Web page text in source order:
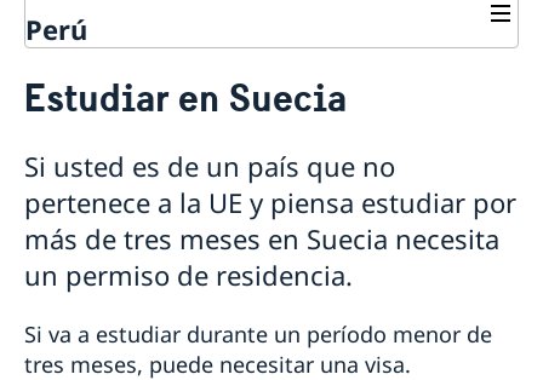
Perú
Visitar Suecia
Información sobre visa Schengen
Apelación visa Schengen
Visa D
Estadía superior a 90 días
Agendar una cita migración
Vivir con alguien en Suecia
Trabajar en Suecia
Permiso de residencia como Au Pair
Estudiar en Suecia
¿Por qué estudiar en Suecia?
Asilo en Suecia
Procesamiento de datos personales
Estudiar en Suecia
Si usted es de un país que no
pertenece a la UE y piensa estudiar por
más de tres meses en Suecia necesita
un permiso de residencia.
Si va a estudiar durante un período menor de
tres meses, puede necesitar una visa.